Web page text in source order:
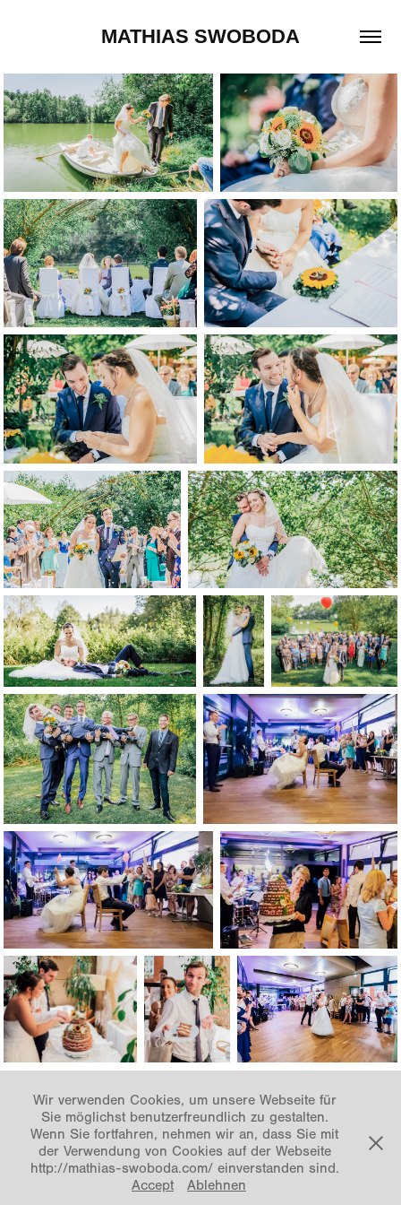
MATHIAS SWOBODA
↑ Back to Top
© Mathias Swoboda
Wir verwenden Cookies, um unsere Webseite für
Sie möglichst benutzerfreundlich zu gestalten.
Wenn Sie fortfahren, nehmen wir an, dass Sie mit
der Verwendung von Cookies auf der Webseite
http://mathias-swoboda.com/ einverstanden sind.
Accept
Ablehnen